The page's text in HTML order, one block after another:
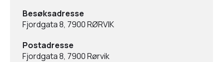
Besøksadresse
Fjordgata 8, 7900 RØRVIK
Postadresse
Fjordgata 8, 7900 Rørvik